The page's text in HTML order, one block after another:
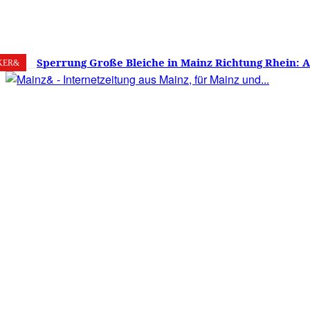
7. August 2026 25.6 Mainz
Sperrung Große Bleiche in Mainz Richtung Rhein:
verwirrt, Mainzer stinksauer – Haben die Mainzer